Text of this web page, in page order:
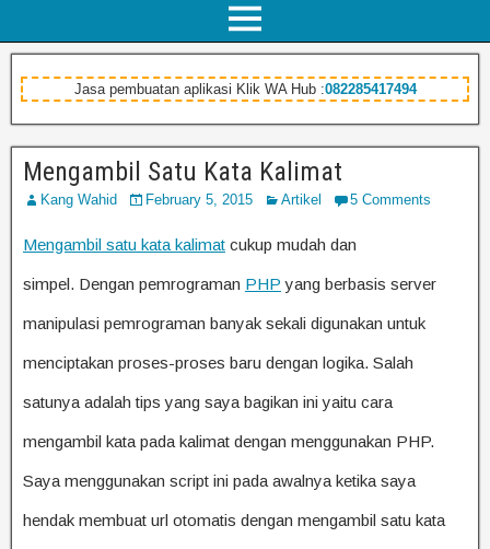
Jasa pembuatan aplikasi Klik WA Hub :082285417494
Mengambil Satu Kata Kalimat
Kang Wahid February 5, 2015 Artikel 5 Comments
Mengambil satu kata kalimat cukup mudah dan
simpel. Dengan pemrograman PHP yang berbasis server
manipulasi pemrograman banyak sekali digunakan untuk
menciptakan proses-proses baru dengan logika. Salah
satunya adalah tips yang saya bagikan ini yaitu cara
mengambil kata pada kalimat dengan menggunakan PHP.
Saya menggunakan script ini pada awalnya ketika saya
hendak membuat url otomatis dengan mengambil satu kata